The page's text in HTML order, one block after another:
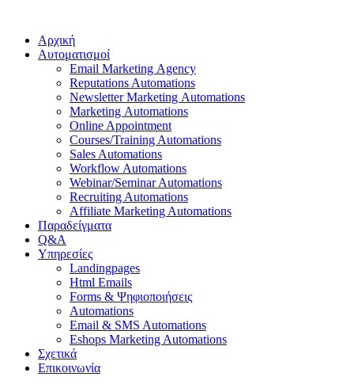
Αρχική
Αυτοματισμοί
Εmail Μarketing Αgency
Reputations Automations
Νewsletter Μarketing Αutomations
Μarketing Αutomations
Οnline Appointment
Courses/Training Automations
Sales Automations
Workflow Automations
Webinar/Seminar Automations
Recruiting Automations
Affiliate Marketing Automations
Παραδείγματα
Q&A
Υπηρεσίες
Landingpages
Html Emails
Forms & Ψηφιοποιήσεις
Automations
Email & SMS Automations
Eshops Marketing Automations
Σχετικά
Επικοινωνία